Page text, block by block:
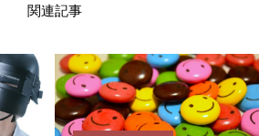
関連記事